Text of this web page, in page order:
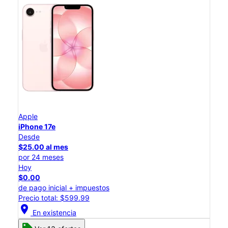
Apple
iPhone 17e
Desde
$25.00 al mes
por 24 meses
Hoy
$0.00
de pago inicial + impuestos
Precio total: $599.99
location_on En existencia